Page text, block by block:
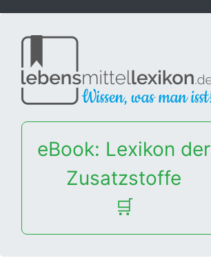
eBook: Lexikon der
Zusatzstoffe
🛒